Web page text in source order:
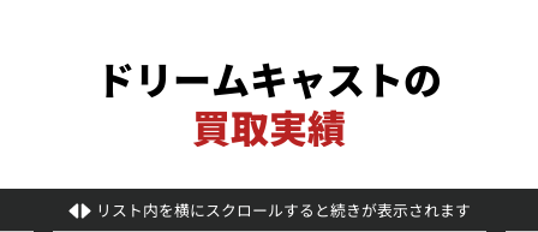
ドリームキャストの
買取実績
リスト内を横にスクロールすると続きが表示されます